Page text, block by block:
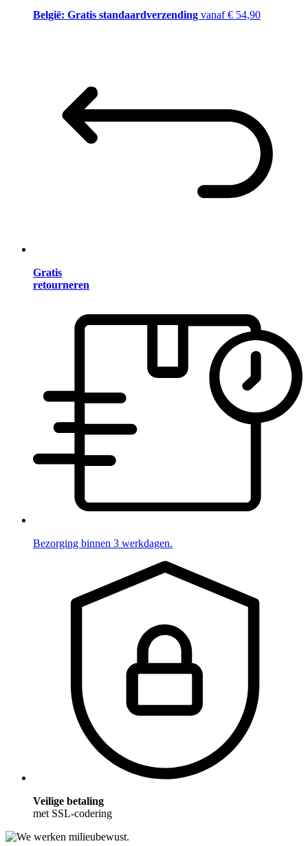
België: Gratis standaardverzending vanaf € 54,90
Gratis
retourneren
Bezorging binnen 3 werkdagen.
Veilige betaling
met SSL-codering